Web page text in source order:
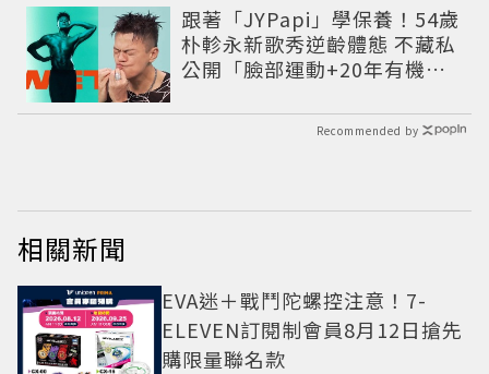
跟著「JYPapi」學保養！54歲
朴軫永新歌秀逆齡體態 不藏私
公開「臉部運動+20年有機飲
Recommended by
相關新聞
EVA迷＋戰鬥陀螺控注意！7-
ELEVEN訂閱制會員8月12日搶先
購限量聯名款